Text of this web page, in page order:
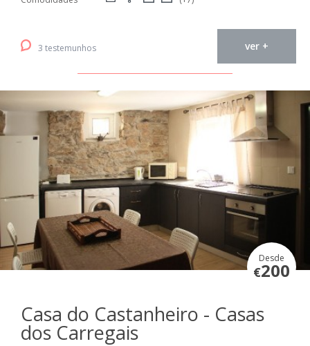
3 testemunhos ver +
Desde
€200
Casa do Castanheiro - Casas
dos Carregais